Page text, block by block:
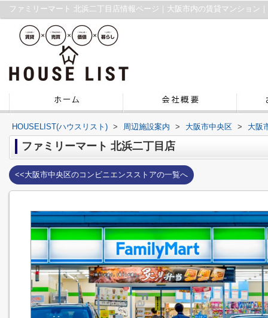
ファミリーマート 北浜二丁目店情報ページ｜大阪市内の賃貸マンション
HOUSELIST(ハウスリスト) > 周辺施設案内 > 大阪市中央区 > 大阪
ファミリーマート 北浜二丁目店
<<大阪市中央区のコンビニエンスストアの一覧へ